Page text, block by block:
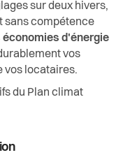
sur deux hivers,
sans compétence
économies d'énergie
vos
vos locataires.
du Plan climat